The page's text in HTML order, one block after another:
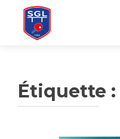
Étiquette :